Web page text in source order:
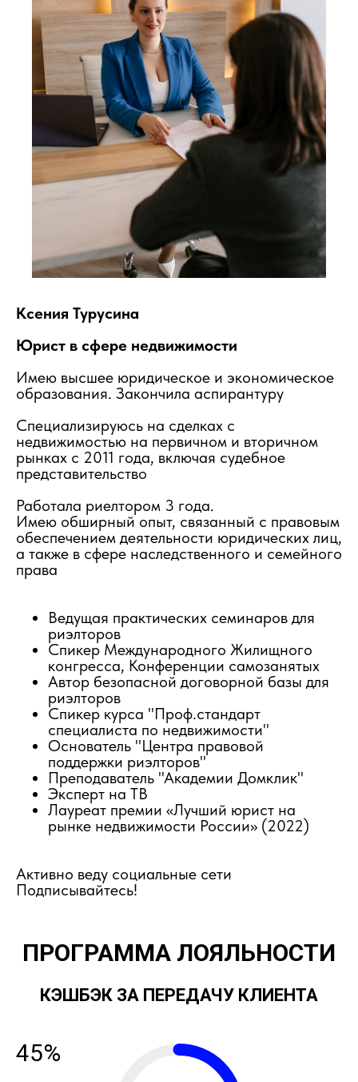
Ксения Турусина
Юрист в сфере недвижимости
Имею высшее юридическое и экономическое
образования. Закончила аспирантуру
Специализируюсь на сделках с
недвижимостью на первичном и вторичном
рынках с 2011 года, включая судебное
представительство
Работала риелтором 3 года.
Имею обширный опыт, связанный с правовым
обеспечением деятельности юридических лиц,
а также в сфере наследственного и семейного
права
Ведущая практических семинаров для
риэлторов
Спикер Международного Жилищного
конгресса, Конференции самозанятых
Автор безопасной договорной базы для
риэлторов
Спикер курса "Проф.стандарт
специалиста по недвижимости"
Основатель "Центра правовой
поддержки риэлторов"
Преподаватель "Академии Домклик"
Эксперт на ТВ
Лауреат премии «Лучший юрист на
рынке недвижимости России» (2022)
Активно веду социальные сети
Подписывайтесь!
ПРОГРАММА ЛОЯЛЬНОСТИ
КЭШБЭК ЗА ПЕРЕДАЧУ КЛИЕНТА
45%